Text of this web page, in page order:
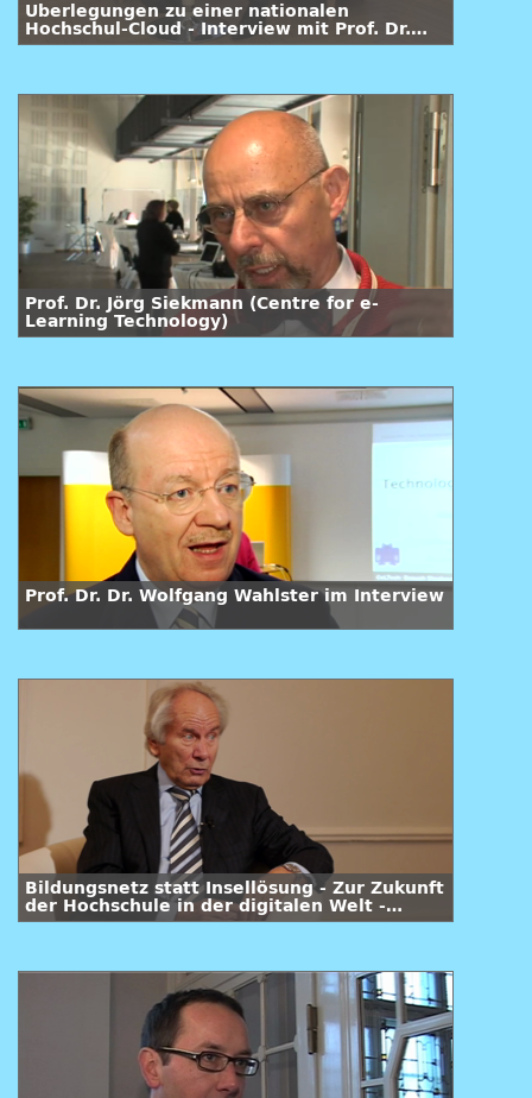
Überlegungen zu einer nationalen
Hochschul-Cloud - Interview mit Prof. Dr.
habil. Christoph Igel
Prof. Dr. Jörg Siekmann (Centre for e-
Learning Technology)
Prof. Dr. Dr. Wolfgang Wahlster im Interview
Bildungsnetz statt Insellösung - Zur Zukunft
der Hochschule in der digitalen Welt -
Interview Prof. Dr. Dr. h. c. mult. August-